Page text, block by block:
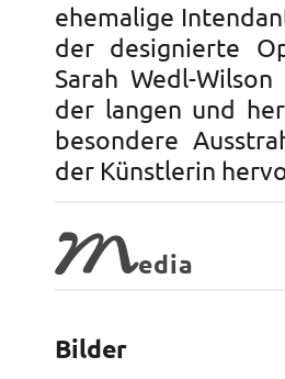
ehemalige
der designierte
Sarah Wedl-
der langen und
besondere
der Künstlerin
Media
Bilder